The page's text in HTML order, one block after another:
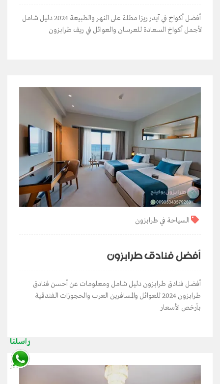
أفضل أكواخ في آيدر ريزا مطلة على النهر والطبيعة 2024 دليل شامل
لأجمل أكواخ السعادة للعرسان والعوائل في ريف طرابزون
السياحة في طرابزون
أفضل فنادق طرابزون
أفضل فنادق طرابزون دليل شامل ومعلومات عن أحسن فنادق
طرابزون 2024 للعوائل والمسافرين العرب والحجوزات الفندقية
بأرخص الأسعار
راسلنا